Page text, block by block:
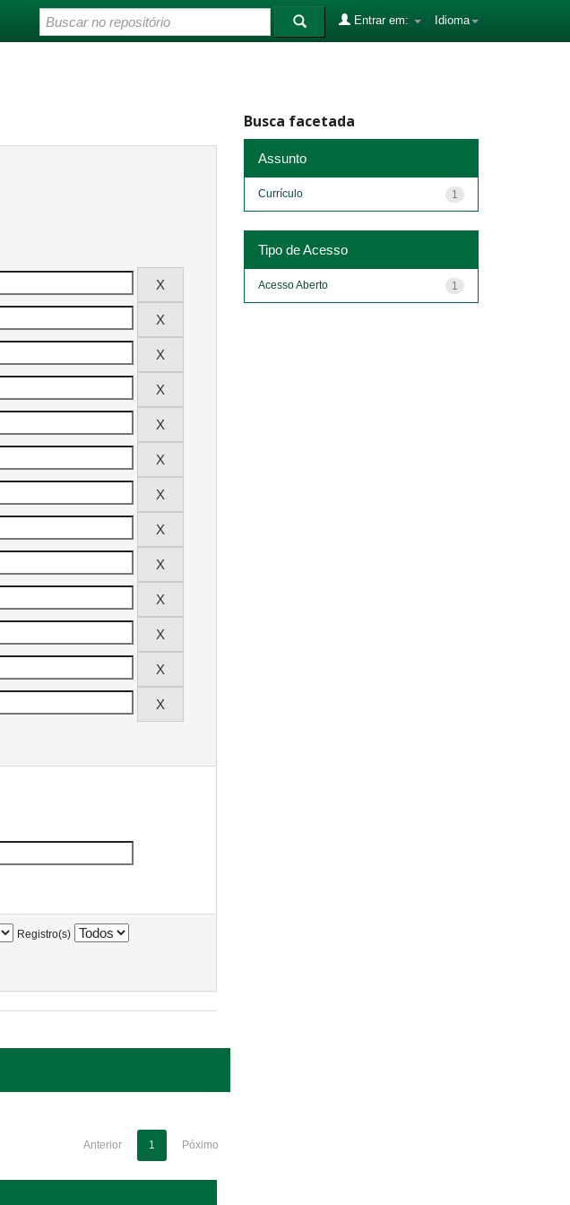
Idioma
Entrar em:
Registro(s)
Anterior 1 Póximo
Busca facetada
Assunto
1
Currículo
Tipo de Acesso
1
Acesso Aberto